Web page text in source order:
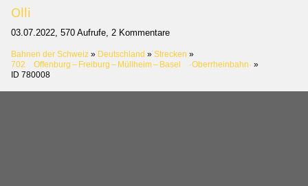
Olli
03.07.2022, 570 Aufrufe, 2 Kommentare
Bahnen der Schweiz » Deutschland » Strecken »
702 Offenburg – Freiburg – Müllheim – Basel ·Oberrheinbahn· »
ID 780008